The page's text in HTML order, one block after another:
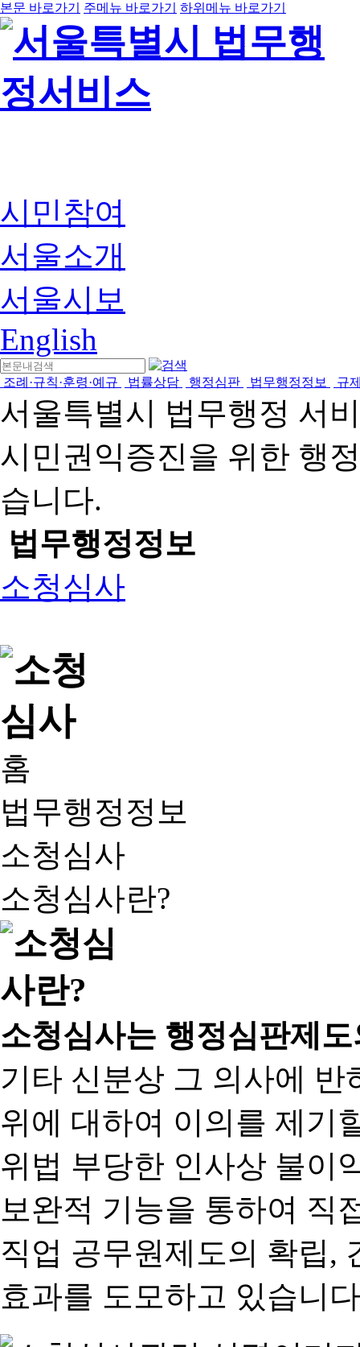
본문 바로가기 주메뉴 바로가기 하위메뉴 바로가기
시민참여
서울소개
서울시보
English
조례·규칙·훈령·예규 법률상담 행정심판 법무행정정보 규
서울특별시 법무행정 서
시민권익증진을 위한 행
습니다.
법무행정정보
소청심사
홈
법무행정정보
소청심사
소청심사란?
소청심사는 행정심판제
기타 신분상 그 의사에
위에 대하여 이의를 제기
위법 부당한 인사상 불이
보완적 기능을 통하여 직
직업 공무원제도의 확립,
효과를 도모하고 있습니